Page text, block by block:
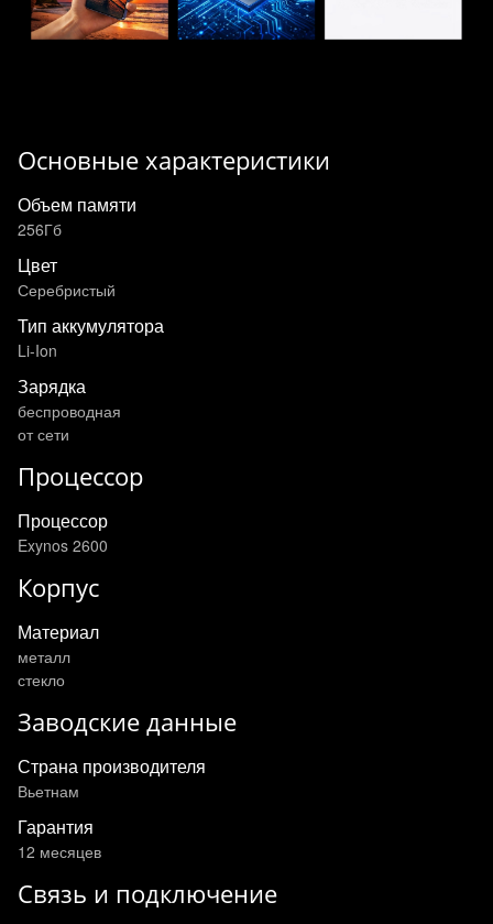
Основные характеристики
Объем памяти
256Гб
Цвет
Серебристый
Тип аккумулятора
Li-Ion
Зарядка
беспроводная
от сети
Процессор
Процессор
Exynos 2600
Корпус
Материал
металл
стекло
Заводские данные
Страна производителя
Вьетнам
Гарантия
12 месяцев
Связь и подключение